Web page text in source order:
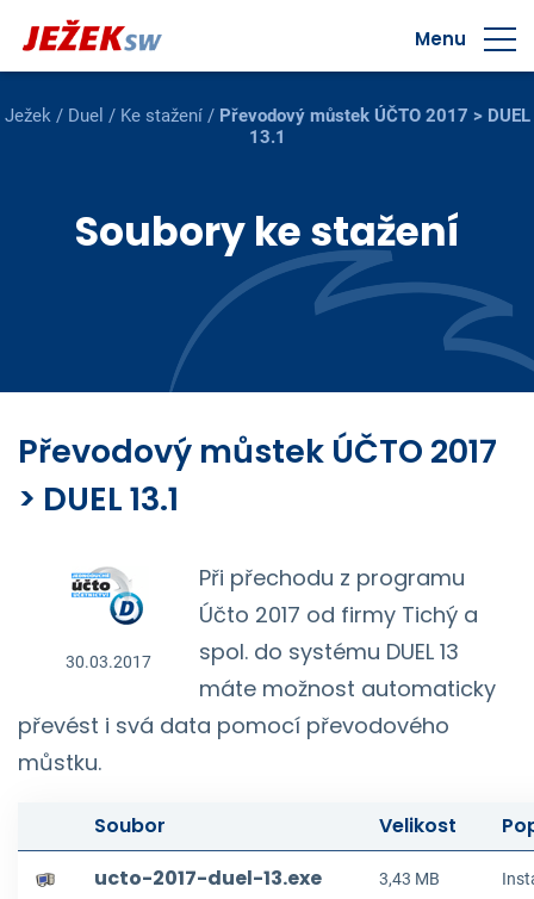
Menu
Ježek/ Duel / Ke stažení/ Převodový můstek ÚČTO 2017 > DUEL
13.1
Soubory ke stažení
Převodový můstek ÚČTO 2017
> DUEL 13.1
30.03.2017
Při přechodu z programu
Účto 2017 od firmy Tichý a
spol. do systému DUEL 13
máte možnost automaticky
převést i svá data pomocí převodového
můstku.
Soubor Velikost
ucto-2017-duel-13.exe
3,43 MB